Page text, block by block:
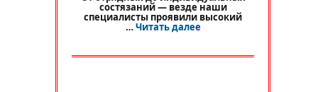
состязаний — везде наши
специалисты проявили высокий
…Читать далее«